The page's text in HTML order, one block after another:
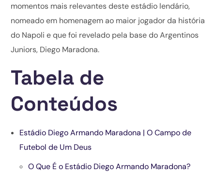
momentos mais relevantes deste estádio lendário,
nomeado em homenagem ao maior jogador da história
do Napoli e que foi revelado pela base do Argentinos
Juniors, Diego Maradona.
Tabela de
Conteúdos
Estádio Diego Armando Maradona | O Campo de
Futebol de Um Deus
O Que É o Estádio Diego Armando Maradona?